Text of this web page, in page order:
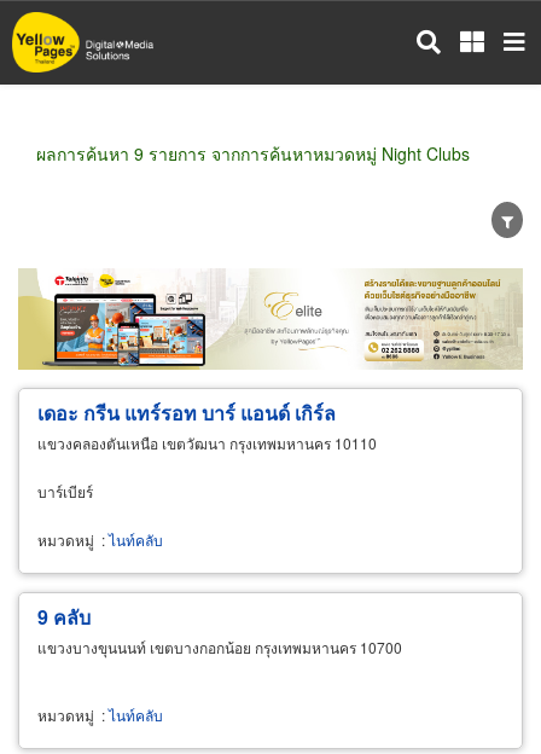
ข้าม
ไป
ผลการค้นหา 9 รายการ จากการค้นหาหมวดหมู่ Night Clubs
ขายส่ง ขายปลีก ผู้ผลิต
ตัวแทนจัดจำหน่าย
ผู้ส่งออก/นำเข้า
ธุรกิจบริการ
เดอะ กรีน แทร์รอท บาร์ แอนด์ เกิร์ล
แขวงคลองตันเหนือ เขตวัฒนา กรุงเทพมหานคร 10110
บาร์เบียร์
หมวดหมู่ :ไนท์คลับ
9 คลับ
แขวงบางขุนนนท์ เขตบางกอกน้อย กรุงเทพมหานคร 10700
หมวดหมู่ :ไนท์คลับ